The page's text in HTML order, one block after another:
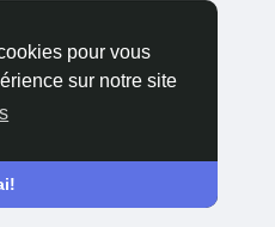
pour vous
sur notre site